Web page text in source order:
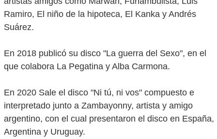
Ramiro, El niño de la hipoteca, El Kanka y Andrés
Suárez.
En 2018 publicó su disco "La guerra del Sexo", en el
que colabora La Pegatina y Alba Carmona.
En 2020 Sale el disco "Ni tú, ni vos" compuesto e
interpretado junto a Zambayonny, artista y amigo
argentino, con el cual presentaron el disco en España,
Argentina y Uruguay.